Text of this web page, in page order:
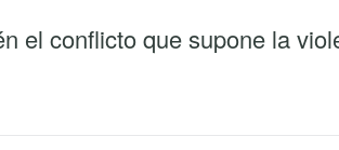
el conflicto que supone la